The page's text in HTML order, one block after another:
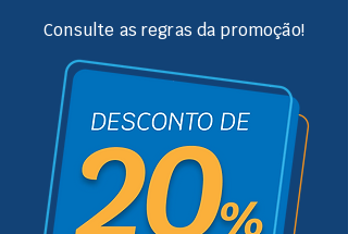
Consulte as regras da promoção!